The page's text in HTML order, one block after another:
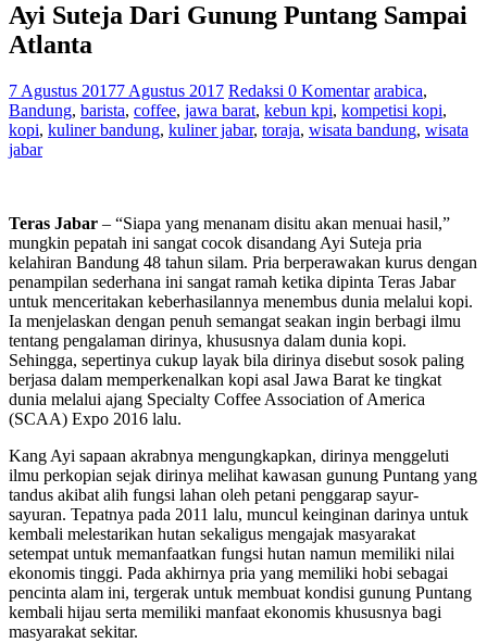
Ayi Suteja Dari Gunung Puntang Sampai
Atlanta
7 Agustus 20177 Agustus 2017 Redaksi 0 Komentar arabica,
Bandung, barista, coffee, jawa barat, kebun kpi, kompetisi kopi,
kopi, kuliner bandung, kuliner jabar, toraja, wisata bandung, wisata
jabar
Teras Jabar – “Siapa yang menanam disitu akan menuai hasil,”
mungkin pepatah ini sangat cocok disandang Ayi Suteja pria
kelahiran Bandung 48 tahun silam. Pria berperawakan kurus dengan
penampilan sederhana ini sangat ramah ketika dipinta Teras Jabar
untuk menceritakan keberhasilannya menembus dunia melalui kopi.
Ia menjelaskan dengan penuh semangat seakan ingin berbagi ilmu
tentang pengalaman dirinya, khususnya dalam dunia kopi.
Sehingga, sepertinya cukup layak bila dirinya disebut sosok paling
berjasa dalam memperkenalkan kopi asal Jawa Barat ke tingkat
dunia melalui ajang Specialty Coffee Association of America
(SCAA) Expo 2016 lalu.
Kang Ayi sapaan akrabnya mengungkapkan, dirinya menggeluti
ilmu perkopian sejak dirinya melihat kawasan gunung Puntang yang
tandus akibat alih fungsi lahan oleh petani penggarap sayur-
sayuran. Tepatnya pada 2011 lalu, muncul keinginan darinya untuk
kembali melestarikan hutan sekaligus mengajak masyarakat
setempat untuk memanfaatkan fungsi hutan namun memiliki nilai
ekonomis tinggi. Pada akhirnya pria yang memiliki hobi sebagai
pencinta alam ini, tergerak untuk membuat kondisi gunung Puntang
kembali hijau serta memiliki manfaat ekonomis khususnya bagi
masyarakat sekitar.